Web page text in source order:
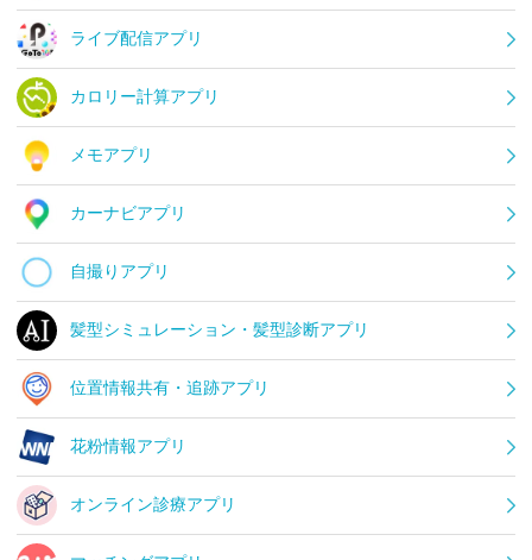
ライブ配信アプリ
カロリー計算アプリ
メモアプリ
カーナビアプリ
自撮りアプリ
髪型シミュレーション・髪型診断アプリ
位置情報共有・追跡アプリ
花粉情報アプリ
オンライン診療アプリ